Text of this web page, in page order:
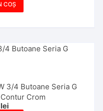
COȘ
3/4 Butoane Seria G
Crom
lei